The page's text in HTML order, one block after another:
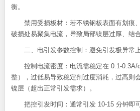
衡。
禁用受损板材：若不锈钢板表面有划
破损处易聚集电流，导致局部镍层过厚、结合
二、电引发参数控制：避免引发极异常
控制电流密度：电流需稳定在 0.1-0.3A/
整），过低易导致稳定剂过度消耗，过高则
镍层（超出正常引发需求）。
把控引发时间：通常引发 10-15 分钟即